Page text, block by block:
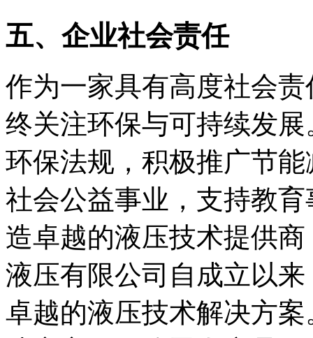
五、企业社会责任
作为一家具有高度社会
终关注环保与可持续发
环保法规，积极推广节
社会公益事业，支持教
造卓越的液压技术提供商
液压有限公司自成立以
卓越的液压技术解决方